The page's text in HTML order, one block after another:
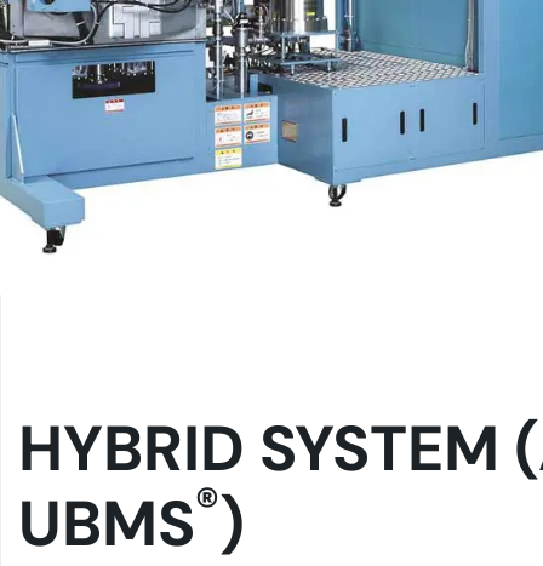
HYBRID SYSTEM
UBMS®)